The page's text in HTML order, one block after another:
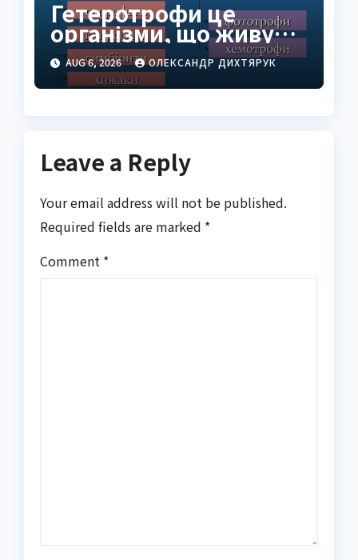
Гетеротрофи це
організми, що живуть
за рахунок готової
органіки
AUG 6, 2026 ОЛЕКСАНДР ДИХТЯРУК
Leave a Reply
Your email address will not be published.
Required fields are marked *
Comment *